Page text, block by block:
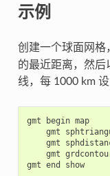
示例
创建一个球面网格
的最近距离，然后
线，每 1000 km
gmt begin
map
gmt
gmt
gmt
gmt end show